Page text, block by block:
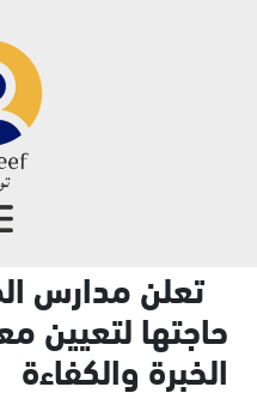
تعلن مدارس
حاجتها لتعيين
الخبرة والكفاءة